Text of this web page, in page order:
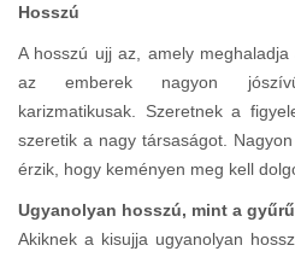
Hosszú
A hosszú ujj az, amely
az emberek nagyon
karizmatikusak. Szeretnek a
szeretik a nagy társaságot.
érzik, hogy keményen meg kell
Ugyanolyan hosszú, mint a
Akiknek a kisujja ugyanolyan